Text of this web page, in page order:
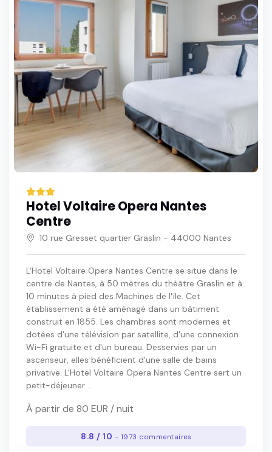
Hotel Voltaire Opera Nantes
Centre
10 rue Gresset quartier Graslin - 44000 Nantes
L'Hotel Voltaire Opera Nantes Centre se situe dans le
centre de Nantes, à 50 mètres du théâtre Graslin et à
10 minutes à pied des Machines de l'île. Cet
établissement a été aménagé dans un bâtiment
construit en 1855. Les chambres sont modernes et
dotées d'une télévision par satellite, d'une connexion
Wi-Fi gratuite et d'un bureau. Desservies par un
ascenseur, elles bénéficient d'une salle de bains
privative. L'Hotel Voltaire Opera Nantes Centre sert un
petit-déjeuner ...
À partir de 80 EUR / nuit
8.8 / 10 - 1973 commentaires